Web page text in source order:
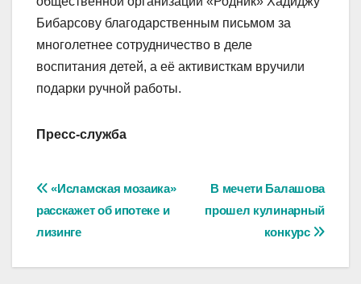
Бибарсову благодарственным письмом за
многолетнее сотрудничество в деле
воспитания детей, а её активисткам вручили
подарки ручной работы.
Пресс-служба
Навигация
по
записям
В мечети Балашова
прошел кулинарный
конкурс
«Исламская мозаика»
расскажет об ипотеке и
лизинге